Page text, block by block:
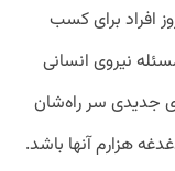
افراد برای کسب
نیروی انسانی
جدیدی سر راه‌شان
هزارم آنها باشد.